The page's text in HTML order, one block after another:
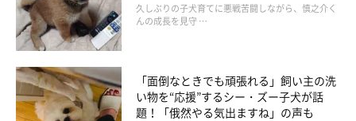
久しぶりの子犬育てに悪戦苦闘しながら、慎之介く
んの成長を見守 …
「面倒なときでも頑張れる」飼い主の洗
い物を“応援”するシー・ズー子犬が話
題！「俄然やる気出ますね」の声も